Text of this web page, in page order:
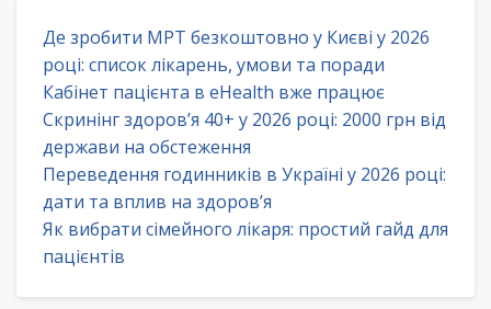
Де зробити МРТ безкоштовно у Києві у 2026
році: список лікарень, умови та поради
Кабінет пацієнта в eHealth вже працює
Скринінг здоров’я 40+ у 2026 році: 2000 грн від
держави на обстеження
Переведення годинників в Україні у 2026 році:
дати та вплив на здоров’я
Як вибрати сімейного лікаря: простий гайд для
пацієнтів